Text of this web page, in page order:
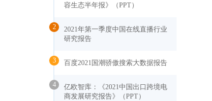
容生态半年报》（PPT）
2
2021年第一季度中国在线直播行业
研究报告
3 百度2021国潮骄傲搜索大数据报告
4
亿欧智库：《2021中国出口跨境电
商发展研究报告》（PPT）